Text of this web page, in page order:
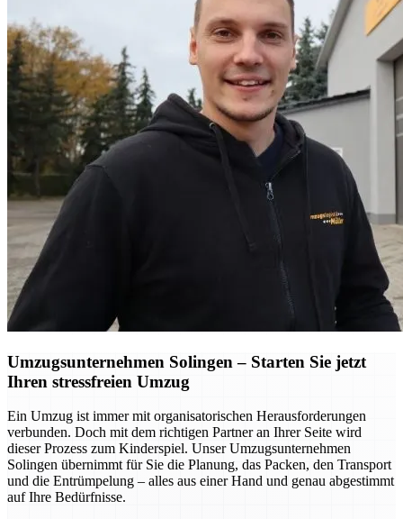
Umzugsunternehmen Solingen – Starten Sie jetzt
Ihren stressfreien Umzug
Ein Umzug ist immer mit organisatorischen Herausforderungen
verbunden. Doch mit dem richtigen Partner an Ihrer Seite wird
dieser Prozess zum Kinderspiel. Unser Umzugsunternehmen
Solingen übernimmt für Sie die Planung, das Packen, den Transport
und die Entrümpelung – alles aus einer Hand und genau abgestimmt
auf Ihre Bedürfnisse.